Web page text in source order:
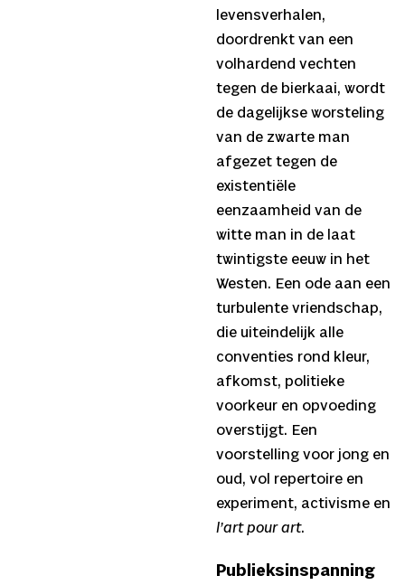
levensverhalen,
doordrenkt van een
volhardend vechten
tegen de bierkaai, wordt
de dagelijkse worsteling
van de zwarte man
afgezet tegen de
existentiële
eenzaamheid van de
witte man in de laat
twintigste eeuw in het
Westen. Een ode aan een
turbulente vriendschap,
die uiteindelijk alle
conventies rond kleur,
afkomst, politieke
voorkeur en opvoeding
overstijgt. Een
voorstelling voor jong en
oud, vol repertoire en
experiment, activisme en
l’art pour art.
Publieksinspanning